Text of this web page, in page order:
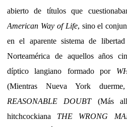
abierto de títulos que
American Way of Life, sino el
en el aparente sistema de
Norteamérica de aquellos años
díptico langiano formado por
(Mientras Nueva York
REASONABLE DOUBT(Más
hitchcockiana THE WRONG